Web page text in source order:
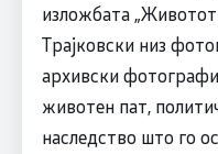
изложбата
Трајковски низ
архивски
животен пат,
наследство што го